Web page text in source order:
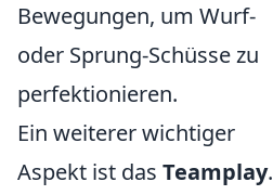
Bewegungen, um Wurf-
oder Sprung-Schüsse zu
perfektionieren.
Ein weiterer wichtiger
Aspekt ist das Teamplay.